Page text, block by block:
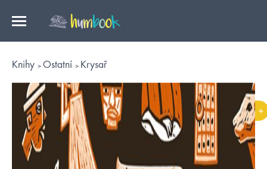
Knihy Ostatní Krysař
+